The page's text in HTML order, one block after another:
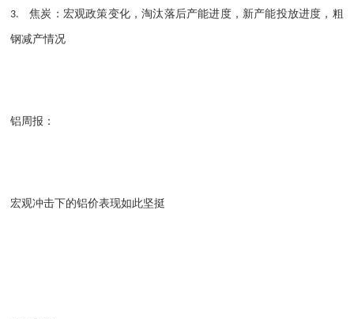
3.焦炭：宏观政策变化，淘汰落后产能进度，新产能投放进度，粗
钢减产情况
铝周报：
宏观冲击下的铝价表现如此坚挺